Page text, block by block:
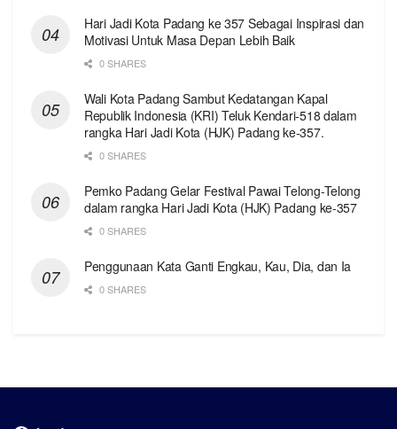
Hari Jadi Kota Padang ke 357 Sebagai Inspirasi dan
Motivasi Untuk Masa Depan Lebih Baik
0 SHARES
Wali Kota Padang Sambut Kedatangan Kapal
Republik Indonesia (KRI) Teluk Kendari-518 dalam
rangka Hari Jadi Kota (HJK) Padang ke-357.
0 SHARES
Pemko Padang Gelar Festival Pawai Telong-Telong
dalam rangka Hari Jadi Kota (HJK) Padang ke-357
0 SHARES
Penggunaan Kata Ganti Engkau, Kau, Dia, dan Ia
0 SHARES